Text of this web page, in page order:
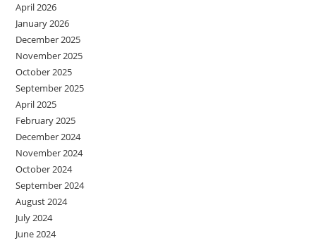
April 2026
January 2026
December 2025
November 2025
October 2025
September 2025
April 2025
February 2025
December 2024
November 2024
October 2024
September 2024
August 2024
July 2024
June 2024